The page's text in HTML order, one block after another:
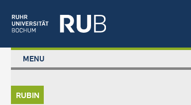
Main
STUDIUM
TRANSFER
Left
study
menu
MENU
RUBIN